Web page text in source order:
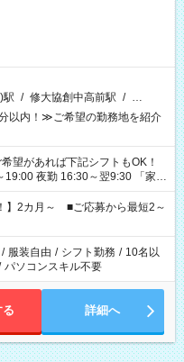
駅 / 修大協創中高前駅 / …
以内！≫ご希望の勤務地を紹介
夜勤 16:30～翌9:30 「家族
持って夕飯の準備がしたい」
など、ご希望を教えてください
。 合計で週40時間を超える場
】2カ月～ ■ご応募から最短2～
/ 服装自由 / シフト勤務 / 10名以
パソコンスキル不要
る 詳細へ